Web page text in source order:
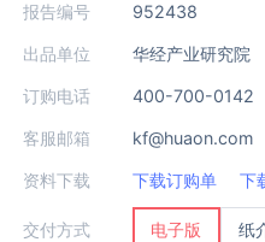
报告编号 952438
出品单位 华经产业研究院
订购电话 400-700-0142
客服邮箱 kf@huaon.com
资料下载 下载订购单 下
交付方式 电子版 纸